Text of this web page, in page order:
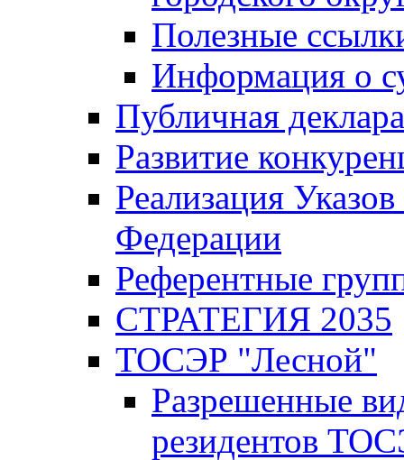
Полезные
Информация о
Публичная
Развитие
Реализация
Федерации
Референтные
СТРАТЕГИЯ 2035
ТОСЭР "Лесной"
Разрешенные
резидентов